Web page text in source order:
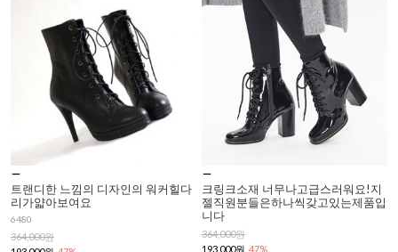
트랜디한 느낌의 디자인의 워커힐다
리가얇아보여요
6480
364,000원
크링크소재 너무나고급스러워요!지
젤직원분들은하나씩갖고있는제품입
니다
364,000원
193,000원 47%